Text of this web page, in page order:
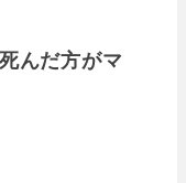
んだ方がマ